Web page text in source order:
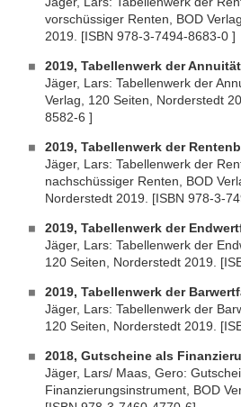
vorschüssiger Renten, BOD
2019. [ISBN 978-3-7494-8683-0 ]
2019, Tabellenwerk der
Jäger, Lars: Tabellenwerk der
Verlag, 120 Seiten, Norderstedt
8582-6 ]
2019, Tabellenwerk der
Jäger, Lars: Tabellenwerk der
nachschüssiger Renten, BOD
Norderstedt 2019. [ISBN 978-3-
2019, Tabellenwerk der
Jäger, Lars: Tabellenwerk der
120 Seiten, Norderstedt 2019.
2019, Tabellenwerk der
Jäger, Lars: Tabellenwerk der
120 Seiten, Norderstedt 2019.
2018, Gutscheine als
Jäger, Lars/ Maas, Gero:
Finanzierungsinstrument, BOD